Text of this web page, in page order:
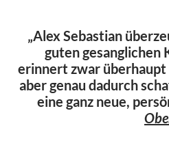
„Alex Sebastian
guten gesanglichen
erinnert zwar überhaupt
aber genau dadurch
eine ganz neue,